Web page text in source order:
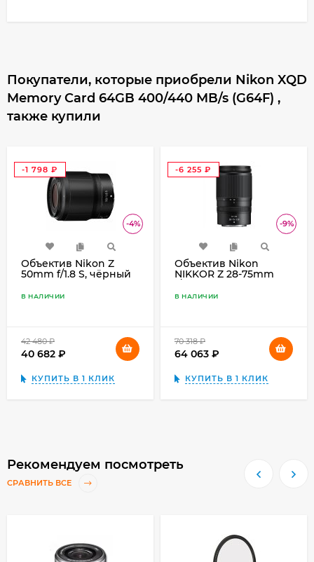
Покупатели, которые приобрели Nikon XQD
Memory Card 64GB 400/440 MB/s (G64F) ,
также купили
-4%
-1 798
₽
Объектив Nikon Z
50mm f/1.8 S, чёрный
В НАЛИЧИИ
42 480
40 682
КУПИТЬ В 1 КЛИК
-9%
-6 255
Объектив Nikon
NIKKOR Z 28-75mm
В НАЛИЧИИ
70 318
64 063
КУПИТЬ В 1 КЛИК
Рекомендуем посмотреть
СРАВНИТЬ ВСЕ